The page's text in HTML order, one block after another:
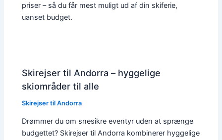
priser – så du får mest muligt ud af din skiferie,
uanset budget.
Skirejser til Andorra – hyggelige
skiområder til alle
Skirejser til Andorra
Drømmer du om snesikre eventyr uden at sprænge
budgettet? Skirejser til Andorra kombinerer hyggelige